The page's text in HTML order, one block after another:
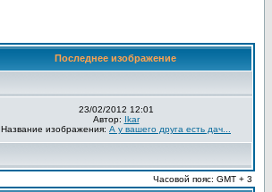
Последнее изображение
23/02/2012 12:01
Автор: Ikar
Название изображения: А у вашего друга есть дач...
Часовой пояс: GMT + 3